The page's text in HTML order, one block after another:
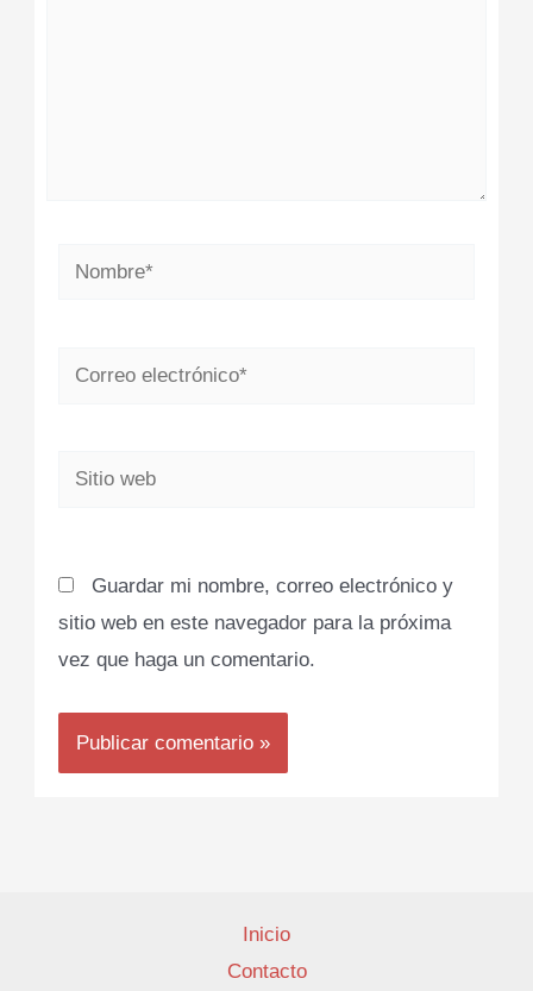
Nombre*
Correo
Sitio
Guardar mi nombre, correo electrónico y
sitio web en este navegador para la próxima
vez que haga un comentario.
Inicio
Contacto